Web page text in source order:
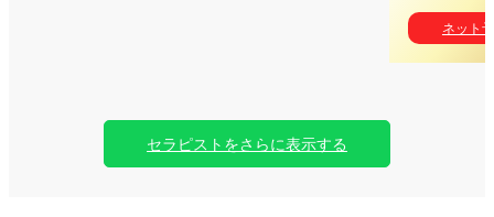
ネット
セラピストをさらに表示する